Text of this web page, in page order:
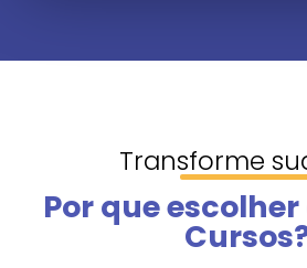
Transforme
Por que